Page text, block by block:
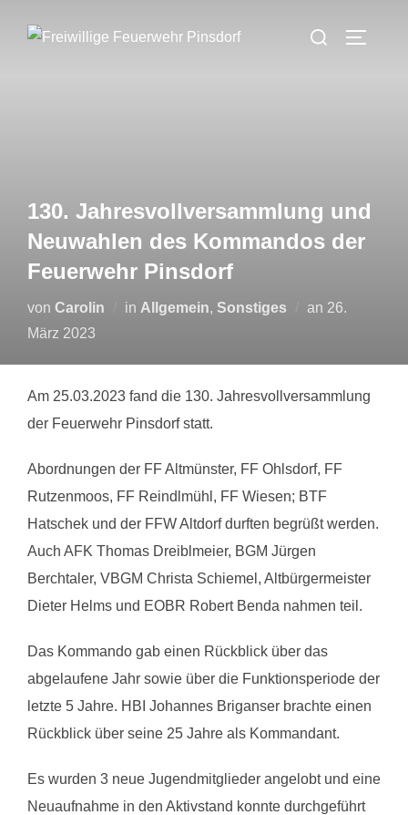
Inhalt
Suchen
130. Jahresvollversammlung und
Neuwahlen des Kommandos der
Feuerwehr Pinsdorf
von Carolin in Allgemein, Sonstiges an 26.
März 2023
Am 25.03.2023 fand die 130. Jahresvollversammlung
der Feuerwehr Pinsdorf statt.
Abordnungen der FF Altmünster, FF Ohlsdorf, FF
Rutzenmoos, FF Reindlmühl, FF Wiesen; BTF
Hatschek und der FFW Altdorf durften begrüßt werden.
Auch AFK Thomas Dreiblmeier, BGM Jürgen
Berchtaler, VBGM Christa Schiemel, Altbürgermeister
Dieter Helms und EOBR Robert Benda nahmen teil.
Das Kommando gab einen Rückblick über das
abgelaufene Jahr sowie über die Funktionsperiode der
letzte 5 Jahre. HBI Johannes Briganser brachte einen
Rückblick über seine 25 Jahre als Kommandant.
Es wurden 3 neue Jugendmitglieder angelobt und eine
Neuaufnahme in den Aktivstand konnte durchgeführt